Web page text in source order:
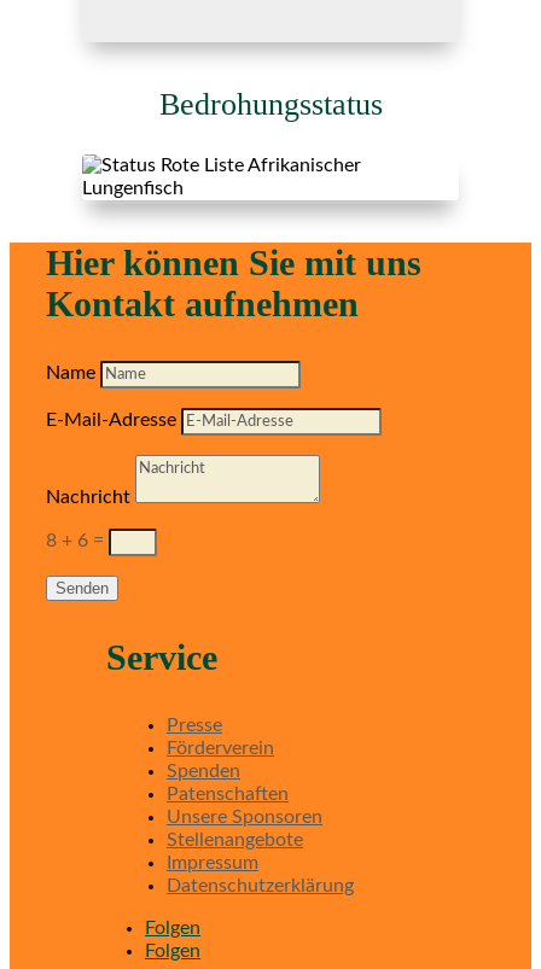
Bedrohungsstatus
Hier können Sie mit uns
Kontakt aufnehmen
Name
E-Mail-Adresse
Nachricht
8 + 6 =
Senden
Service
Presse
Förderverein
Spenden
Patenschaften
Unsere Sponsoren
Stellenangebote
Impressum
Datenschutzerklärung
Folgen
Folgen